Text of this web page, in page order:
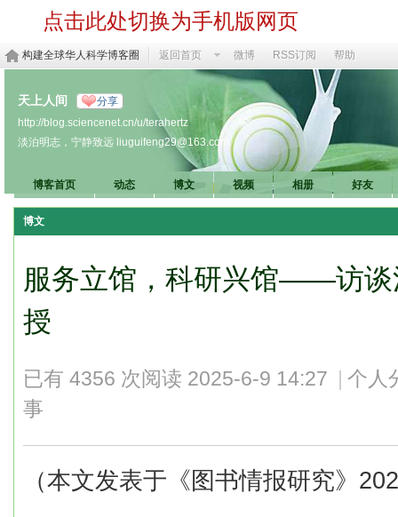
点击此处切换为手机版网页
构建全球华人科学博客圈 返回首页 微博 RSS订阅 帮助
天上人间 分享
http://blog.sciencenet.cn/u/terahertz
淡泊明志，宁静致远 liuguifeng29@163.com
博客首页 动态 博文 视频 相册 好友
博文
服务立馆，科研兴馆——访谈
授
已有 4356 次阅读 2025-6-9 14:27
个人
事
（本文发表于《图书情报研究》